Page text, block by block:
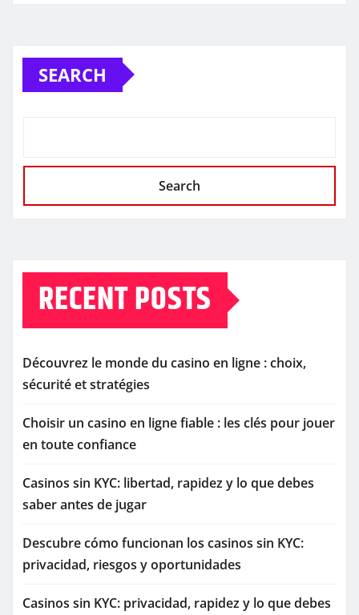
SEARCH
Search
RECENT POSTS
Découvrez le monde du casino en ligne : choix,
sécurité et stratégies
Choisir un casino en ligne fiable : les clés pour jouer
en toute confiance
Casinos sin KYC: libertad, rapidez y lo que debes
saber antes de jugar
Descubre cómo funcionan los casinos sin KYC:
privacidad, riesgos y oportunidades
Casinos sin KYC: privacidad, rapidez y lo que debes